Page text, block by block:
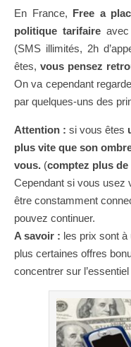
En France, Free a
politique tarifaire
(SMS illimités, 2h
êtes, vous pensez
On va cependant
par quelques-uns des
Attention : si vous êtes
plus vite que son
vous. (comptez plus
Cependant si vous usez
être constamment
pouvez continuer.
A savoir : les prix sont à
plus certaines offres
concentrer sur